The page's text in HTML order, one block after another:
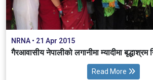
NRNA • 21 Apr 2015
गैरआवासीय नेपालीको लगानीमा म्यादीमा बृद्धाश्रम
Read More